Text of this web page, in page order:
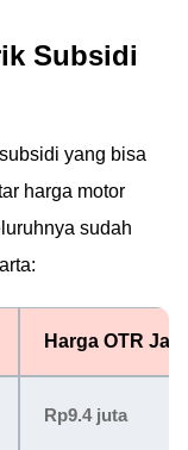
Subsidi
yang bisa
harga motor
sudah
Harga OTR
Rp9.4 juta